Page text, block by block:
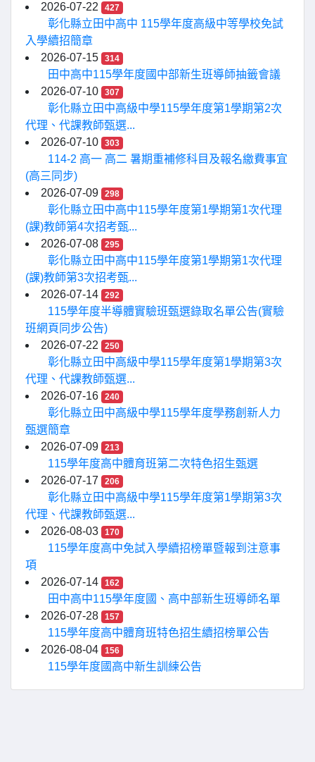
2026-07-22 427
彰化縣立田中高中 115學年度高級中等學校免試
入學續招簡章
2026-07-15
314
田中高中115學年度國中部新生班導師抽籤會議
2026-07-10
307
彰化縣立田中高級中學115學年度第1學期第2次
代理、代課教師甄選...
2026-07-10
303
114-2 高一 高二 暑期重補修科目及報名繳費事宜
(高三同步)
2026-07-09
298
彰化縣立田中高中115學年度第1學期第1次代理
(課)教師第4次招考甄...
2026-07-08
295
彰化縣立田中高中115學年度第1學期第1次代理
(課)教師第3次招考甄...
2026-07-14
292
115學年度半導體實驗班甄選錄取名單公告(實驗
班網頁同步公告)
2026-07-22
250
彰化縣立田中高級中學115學年度第1學期第3次
代理、代課教師甄選...
2026-07-16
240
彰化縣立田中高級中學115學年度學務創新人力
甄選簡章
2026-07-09
213
115學年度高中體育班第二次特色招生甄選
2026-07-17
206
彰化縣立田中高級中學115學年度第1學期第3次
代理、代課教師甄選...
2026-08-03
170
115學年度高中免試入學續招榜單暨報到注意事
項
2026-07-14
162
田中高中115學年度國、高中部新生班導師名單
2026-07-28
157
115學年度高中體育班特色招生續招榜單公告
2026-08-04
156
115學年度國高中新生訓練公告